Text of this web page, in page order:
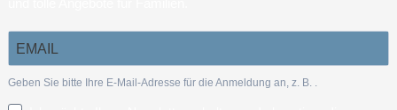
Geben Sie bitte Ihre E-Mail-Adresse für die Anmeldung an, z. B. .